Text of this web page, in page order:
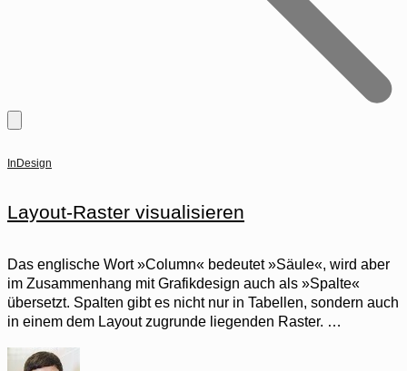
InDesign
Layout-Raster visualisieren
Das englische Wort »Column« bedeutet »Säule«, wird aber
im Zusammenhang mit Grafikdesign auch als »Spalte«
übersetzt. Spalten gibt es nicht nur in Tabellen, sondern auch
in einem dem Layout zugrunde liegenden Raster. …